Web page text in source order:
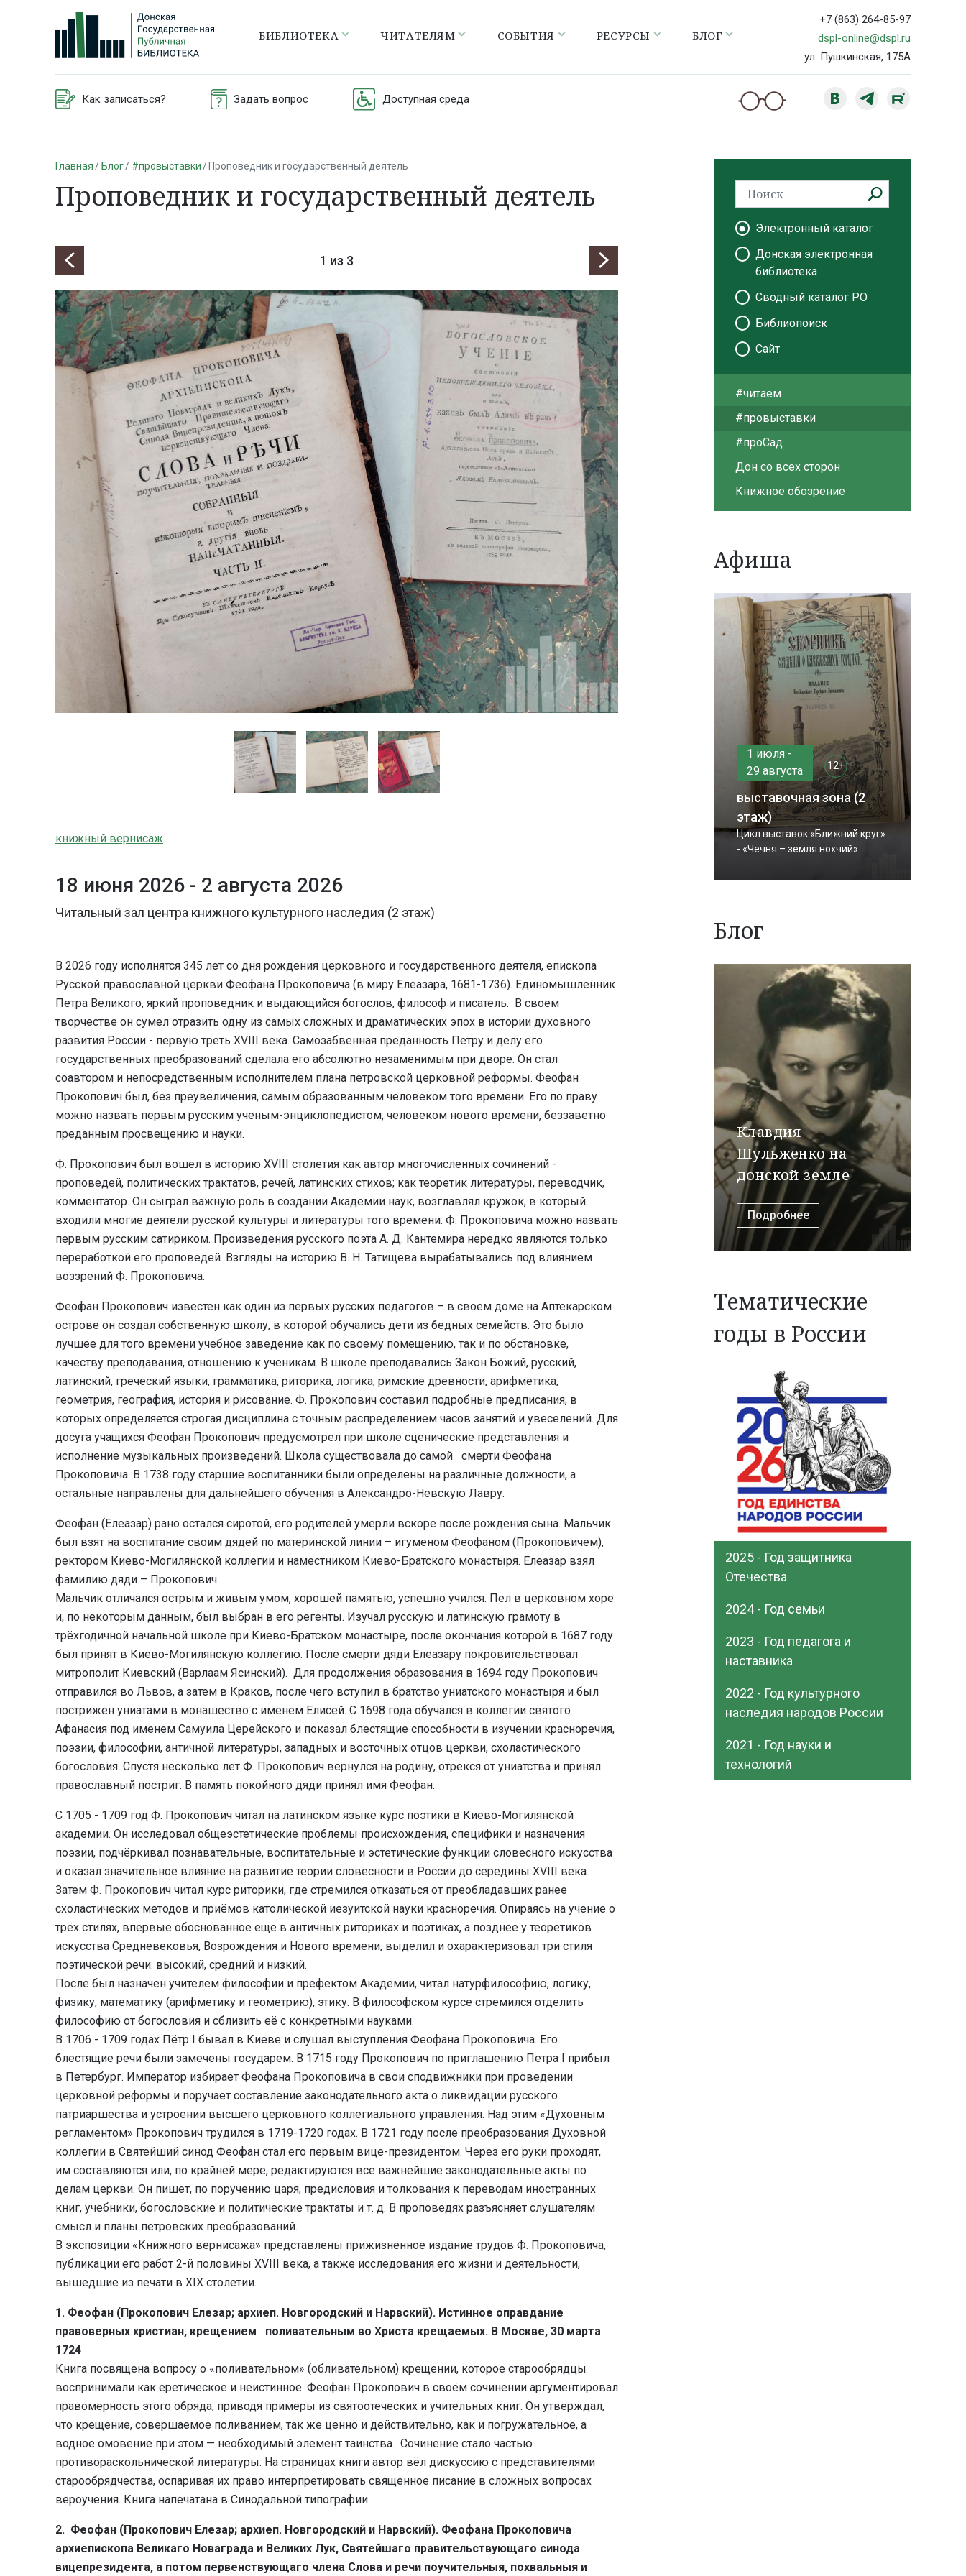
БИБЛИОТЕКА ЧИТАТЕЛЯМ СОБЫТИЯ РЕСУРСЫ БЛОГ
+7 (863) 264-85-97
dspl-online@dspl.ru
ул. Пушкинская, 175А
Как записаться? Задать вопрос Доступная среда
Главная Блог #провыставки Проповедник и государственный деятель
Проповедник и государственный деятель
1 из 3
книжный вернисаж
18 июня 2026 - 2 августа 2026
Читальный зал центра книжного культурного наследия (2 этаж)
В 2026 году исполнятся 345 лет со дня рождения церковного и государственного деятеля, епископа
Русской православной церкви Феофана Прокоповича (в миру Елеазара, 1681-1736). Единомышленник
Петра Великого, яркий проповедник и выдающийся богослов, философ и писатель. В своем
творчестве он сумел отразить одну из самых сложных и драматических эпох в истории духовного
развития России - первую треть XVIII века. Самозабвенная преданность Петру и делу его
государственных преобразований сделала его абсолютно незаменимым при дворе. Он стал
соавтором и непосредственным исполнителем плана петровской церковной реформы. Феофан
Прокопович был, без преувеличения, самым образованным человеком того времени. Его по праву
можно назвать первым русским ученым-энциклопедистом, человеком нового времени, беззаветно
преданным просвещению и науки.
Ф. Прокопович был вошел в историю XVIII столетия как автор многочисленных сочинений -
проповедей, политических трактатов, речей, латинских стихов; как теоретик литературы, переводчик,
комментатор. Он сыграл важную роль в создании Академии наук, возглавлял кружок, в который
входили многие деятели русской культуры и литературы того времени. Ф. Прокоповича можно назвать
первым русским сатириком. Произведения русского поэта А. Д. Кантемира нередко являются только
переработкой его проповедей. Взгляды на историю В. Н. Татищева вырабатывались под влиянием
воззрений Ф. Прокоповича.
Феофан Прокопович известен как один из первых русских педагогов – в своем доме на Аптекарском
острове он создал собственную школу, в которой обучались дети из бедных семейств. Это было
лучшее для того времени учебное заведение как по своему помещению, так и по обстановке,
качеству преподавания, отношению к ученикам. В школе преподавались Закон Божий, русский,
латинский, греческий языки, грамматика, риторика, логика, римские древности, арифметика,
геометрия, география, история и рисование. Ф. Прокопович составил подробные предписания, в
которых определяется строгая дисциплина с точным распределением часов занятий и увеселений. Для
досуга учащихся Феофан Прокопович предусмотрел при школе сценические представления и
исполнение музыкальных произведений. Школа существовала до самой смерти Феофана
Прокоповича. В 1738 году старшие воспитанники были определены на различные должности, а
остальные направлены для дальнейшего обучения в Александро-Невскую Лавру.
Феофан (Елеазар) рано остался сиротой, его родителей умерли вскоре после рождения сына. Мальчик
был взят на воспитание своим дядей по материнской линии – игуменом Феофаном (Прокоповичем),
ректором Киево-Могилянской коллегии и наместником Киево-Братского монастыря. Елеазар взял
фамилию дяди – Прокопович.
Мальчик отличался острым и живым умом, хорошей памятью, успешно учился. Пел в церковном хоре
и, по некоторым данным, был выбран в его регенты. Изучал русскую и латинскую грамоту в
трёхгодичной начальной школе при Киево-Братском монастыре, после окончания которой в 1687 году
был принят в Киево-Могилянскую коллегию. После смерти дяди Елеазару покровительствовал
митрополит Киевский (Варлаам Ясинский). Для продолжения образования в 1694 году Прокопович
отправился во Львов, а затем в Краков, после чего вступил в братство униатского монастыря и был
пострижен униатами в монашество с именем Елисей. С 1698 года обучался в коллегии святого
Афанасия под именем Самуила Церейского и показал блестящие способности в изучении красноречия,
поэзии, философии, античной литературы, западных и восточных отцов церкви, схоластического
богословия. Спустя несколько лет Ф. Прокопович вернулся на родину, отрекся от униатства и принял
православный постриг. В память покойного дяди принял имя Феофан.
С 1705 - 1709 год Ф. Прокопович читал на латинском языке курс поэтики в Киево-Могилянской
академии. Он исследовал общеэстетические проблемы происхождения, специфики и назначения
поэзии, подчёркивал познавательные, воспитательные и эстетические функции словесного искусства
и оказал значительное влияние на развитие теории словесности в России до середины XVIII века.
Затем Ф. Прокопович читал курс риторики, где стремился отказаться от преобладавших ранее
схоластических методов и приёмов католической иезуитской науки красноречия. Опираясь на учение о
трёх стилях, впервые обоснованное ещё в античных риториках и поэтиках, а позднее у теоретиков
искусства Средневековья, Возрождения и Нового времени, выделил и охарактеризовал три стиля
поэтической речи: высокий, средний и низкий.
После был назначен учителем философии и префектом Академии, читал натурфилософию, логику,
физику, математику (арифметику и геометрию), этику. В философском курсе стремился отделить
философию от богословия и сблизить её с конкретными науками.
В 1706 - 1709 годах Пётр I бывал в Киеве и слушал выступления Феофана Прокоповича. Его
блестящие речи были замечены государем. В 1715 году Прокопович по приглашению Петра I прибыл
в Петербург. Император избирает Феофана Прокоповича в свои сподвижники при проведении
церковной реформы и поручает составление законодательного акта о ликвидации русского
патриаршества и устроении высшего церковного коллегиального управления. Над этим «Духовным
регламентом» Прокопович трудился в 1719-1720 годах. В 1721 году после преобразования Духовной
коллегии в Святейший синод Феофан стал его первым вице-президентом. Через его руки проходят,
им составляются или, по крайней мере, редактируются все важнейшие законодательные акты по
делам церкви. Он пишет, по поручению царя, предисловия и толкования к переводам иностранных
книг, учебники, богословские и политические трактаты и т. д. В проповедях разъясняет слушателям
смысл и планы петровских преобразований.
В экспозиции «Книжного вернисажа» представлены прижизненное издание трудов Ф. Прокоповича,
публикации его работ 2-й половины XVIII века, а также исследования его жизни и деятельности,
вышедшие из печати в XIX столетии.
1. Феофан (Прокопович Елезар; архиеп. Новгородский и Нарвский). Истинное оправдание
правоверных христиан, крещением поливательным во Христа крещаемых. В Москве, 30 марта
1724
Книга посвящена вопросу о «поливательном» (обливательном) крещении, которое старообрядцы
воспринимали как еретическое и неистинное. Феофан Прокопович в своём сочинении аргументировал
правомерность этого обряда, приводя примеры из святоотеческих и учительных книг. Он утверждал,
что крещение, совершаемое поливанием, так же ценно и действительно, как и погружательное, а
водное омовение при этом — необходимый элемент таинства. Сочинение стало частью
противораскольнической литературы. На страницах книги автор вёл дискуссию с представителями
старообрядчества, оспаривая их право интерпретировать священное писание в сложных вопросах
вероучения. Книга напечатана в Синодальной типографии.
2. Феофан (Прокопович Елезар; архиеп. Новгородский и Нарвский). Феофана Прокоповича
архиепископа Великаго Новаграда и Великих Лук, Святейшаго правительствующаго синода
вицепрезидента, а потом первенствующаго члена Слова и речи поучительныя, похвальныя и
Электронный каталог
Донская электронная
библиотека
Сводный каталог РО
Библиопоиск
Сайт
#читаем
#провыставки
#проСад
Дон со всех сторон
Книжное обозрение
Афиша
1 июля -
29 августа
12+
выставочная зона (2
этаж)
Цикл выставок «Ближний круг»
- «Чечня – земля нохчий»
Блог
Клавдия
Шульженко на
донской земле
Подробнее
Тематические
годы в России
2025 - Год защитника
Отечества
2024 - Год семьи
2023 - Год педагога и
наставника
2022 - Год культурного
наследия народов России
2021 - Год науки и
технологий